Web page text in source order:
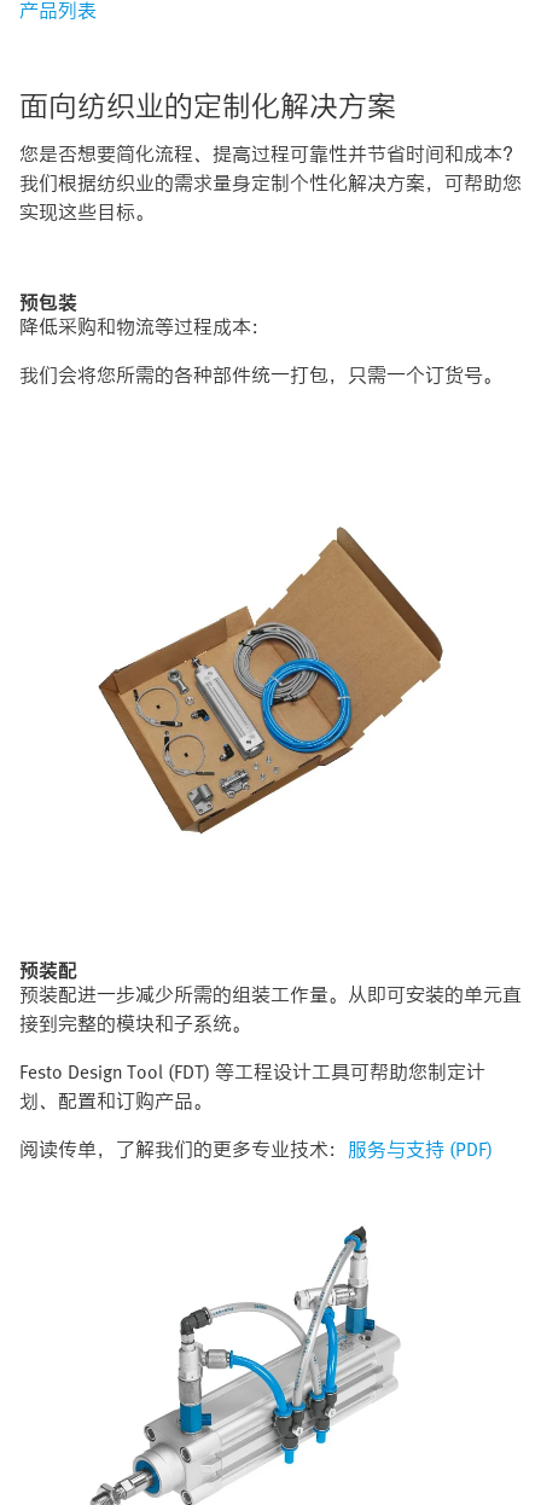
产品列表
面向纺织业的定制化解决方案
您是否想要简化流程、提高过程可靠性并节省时间和成本？
我们根据纺织业的需求量身定制个性化解决方案，可帮助您
实现这些目标。
预包装
降低采购和物流等过程成本：
我们会将您所需的各种部件统一打包，只需一个订货号。
预装配
预装配进一步减少所需的组装工作量。从即可安装的单元直
接到完整的模块和子系统。
Festo Design Tool (FDT) 等工程设计工具可帮助您制定计
划、配置和订购产品。
阅读传单，了解我们的更多专业技术： 服务与支持 (PDF)